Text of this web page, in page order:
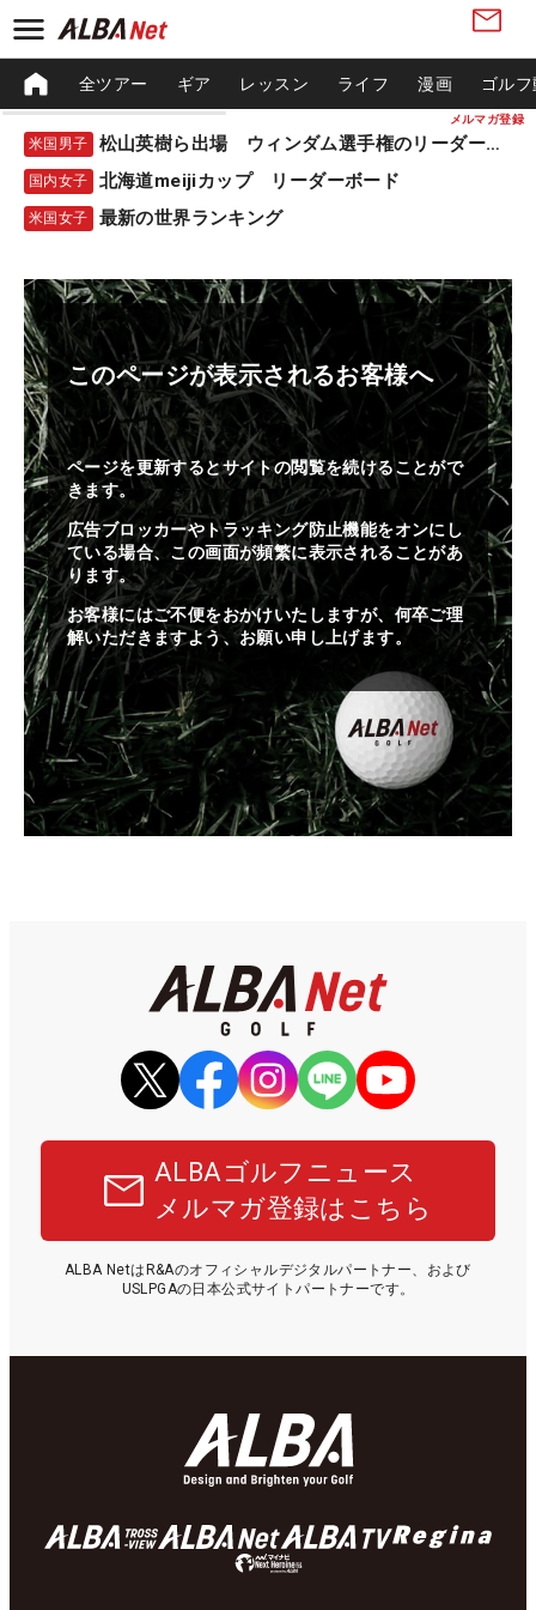
メルマガ登録
全ツアー ギア レッスン ライフ 漫画 ゴル
米国男子 松山英樹ら出場 ウィンダム選手権のリーダーボード
国内女子 北海道meijiカップ リーダーボード
米国女子 最新の世界ランキング
このページが表示されるお客様へ
ページを更新するとサイトの閲覧を続けることがで
きます。
広告ブロッカーやトラッキング防止機能をオンにし
ている場合、この画面が頻繁に表示されることがあ
ります。
お客様にはご不便をおかけいたしますが、何卒ご理
解いただきますよう、お願い申し上げます。
ALBAゴルフニュース
メルマガ登録はこちら
ALBA NetはR&Aのオフィシャルデジタルパートナー、および
USLPGAの日本公式サイトパートナーです。